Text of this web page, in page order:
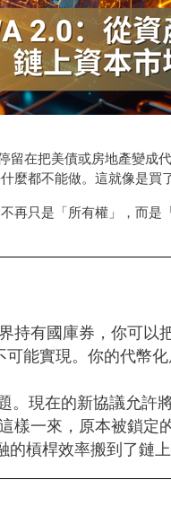
留在把美債或房地產變成
麼都不能做。這就像是
再只是「所有權」，而
持有國庫券，你可
可能實現。你的代幣
。現在的新協議允
樣一來，原本被鎖
槓桿效率搬到了鏈上